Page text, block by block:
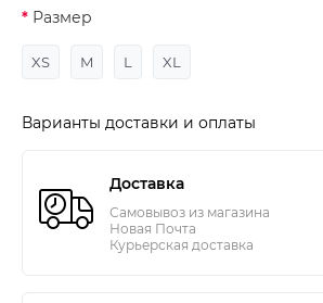
Размер
XS M L XL
Варианты доставки и оплаты
Доставка
Самовывоз из магазина
Новая Почта
Курьерская доставка